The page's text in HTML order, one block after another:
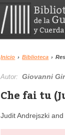
Inicio › Biblioteca ›
Autor:Giovanni
Che fai tu
Judit Andrejszki